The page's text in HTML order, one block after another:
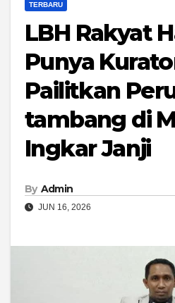
TERBARU
LBH Rakyat
Punya
Pailitkan
tambang di
Ingkar Janji
By Admin
JUN 16, 2026